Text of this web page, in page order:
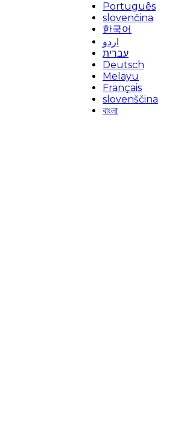
Português
slovenčina
한국어
اردو
עברית
Deutsch
Melayu
Français
slovenščina
বাংলা